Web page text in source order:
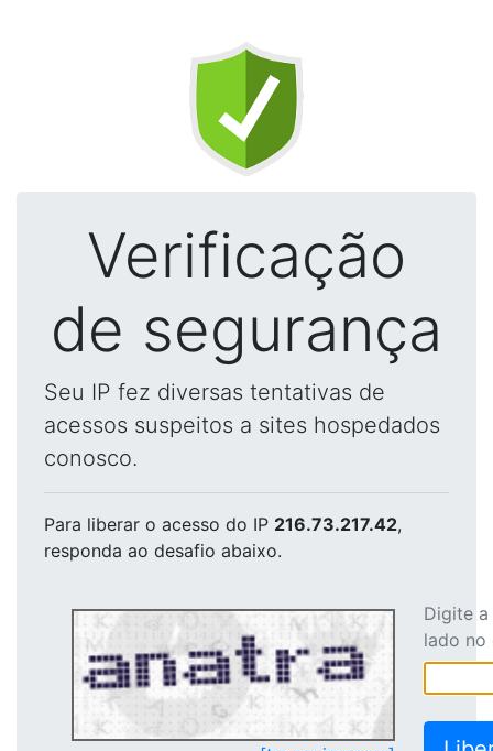
Verificação
de segurança
Seu IP fez diversas tentativas de
acessos suspeitos a sites hospedados
conosco.
Para liberar o acesso do IP 216.73.217.42,
responda ao desafio abaixo.
Digite
lado no